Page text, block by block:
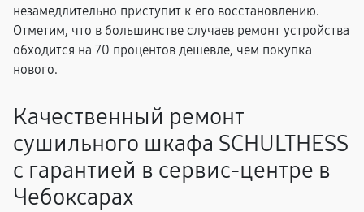
незамедлительно приступит к его восстановлению.
Отметим, что в большинстве случаев ремонт устройства
обходится на 70 процентов дешевле, чем покупка
нового.
Качественный ремонт
сушильного шкафа SCHULTHESS
с гарантией в сервис-центре в
Чебоксарах